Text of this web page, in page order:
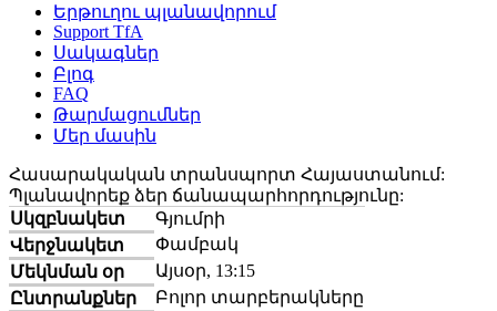
Երթուղու պլանավորում
Support TfA
Սակագներ
Բլոգ
FAQ
Թարմացումներ
Մեր մասին
Հասարակական տրանսպորտ Հայաստանում:
Պլանավորեք ձեր ճանապարհորդությունը:
Սկզբնակետ
Գյումրի
Վերջնակետ
Փամբակ
Մեկնման օր
Այսօր, 13:15
Ընտրանքներ
Բոլոր տարբերակները